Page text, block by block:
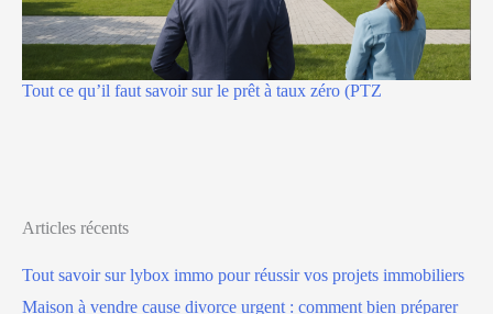
Tout ce qu’il faut savoir sur le prêt à taux zéro (PTZ
Articles récents
Tout savoir sur lybox immo pour réussir vos projets immobiliers
Maison à vendre cause divorce urgent : comment bien préparer